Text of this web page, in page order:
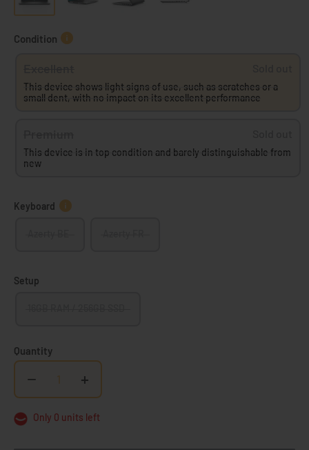
Condition
This device shows light signs of use, such as scratches or a
small dent, with no impact on its excellent performance
This device is in top condition and barely distinguishable from
new
Keyboard
Setup
Quantity
− +
Only 0 units left